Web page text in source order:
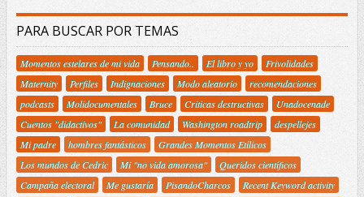
PARA BUSCAR POR TEMAS
Momentos estelares de mi vida Pensando.. El libro y yo
Frivolidades
Maternity
Perfiles Indignaciones Modo aleatorio
recomendaciones
podcasts
Molidocumentales Bruce Criticas destructivas
Unadocenade
Cuentos "didactivos"
La comunidad Washington roadtrip
despellejes
Mi padre
hombres fantásticos
Grandes Momentos Etílicos
Los mundos de Cedric
Mi "no vida amorosa"
Queridos científicos
Campaña electoral
Me gustaría PisandoCharcos
Recent Keyword activity